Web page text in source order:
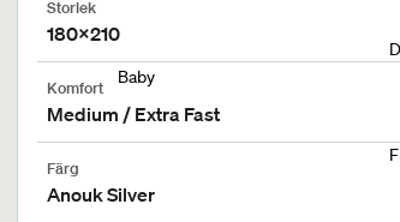
Baby
Storlek
180x210
Komfort
Medium / Extra Fast
Färg
Anouk Silver